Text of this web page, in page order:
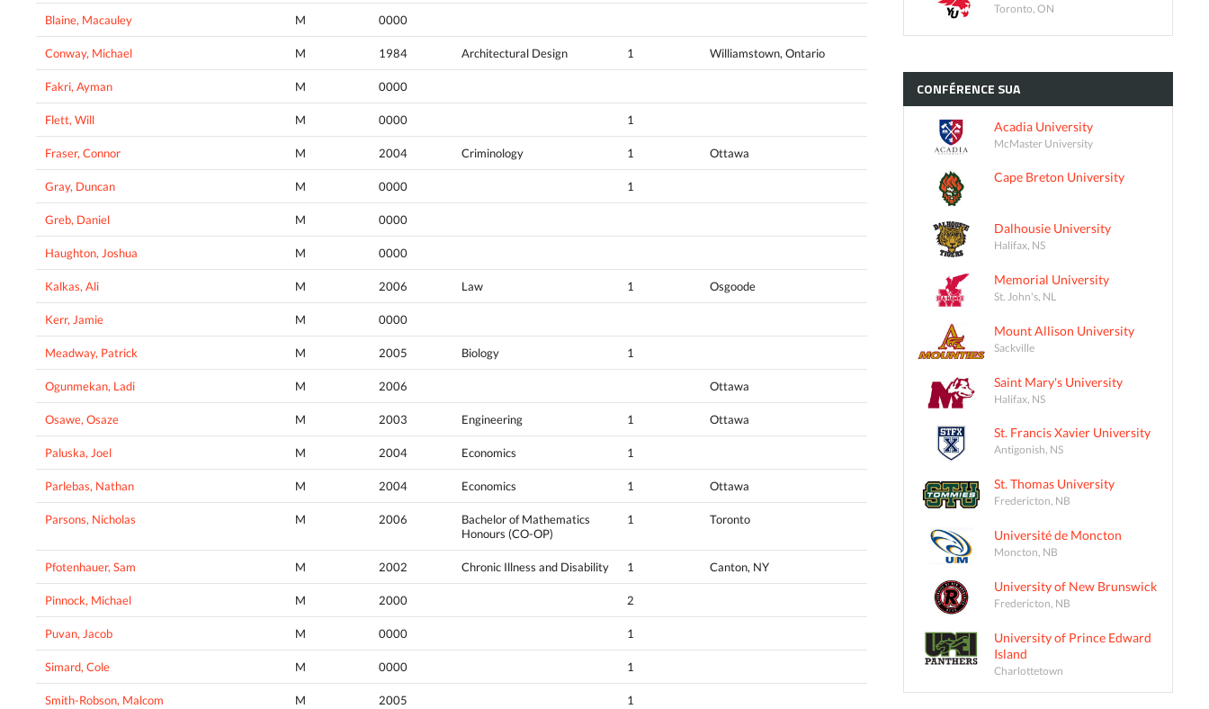
Blaine, Macauley M 0000
Conway, Michael M 1984 Architectural Design 1 Williamstown, Ontario
Fakri, Ayman M 0000
Flett, Will M 0000 1
Fraser, Connor M 2004 Criminology 1 Ottawa
Gray, Duncan M 0000 1
Greb, Daniel M 0000
Haughton, Joshua M 0000
Kalkas, Ali M 2006 Law 1 Osgoode
Kerr, Jamie M 0000
Meadway, Patrick M 2005 Biology 1
Ogunmekan, Ladi M 2006 Ottawa
Osawe, Osaze M 2003 Engineering 1 Ottawa
Paluska, Joel M 2004 Economics 1
Parlebas, Nathan M 2004 Economics 1 Ottawa
Parsons, Nicholas M 2006
Bachelor of Mathematics
Honours (CO-OP)
1 Toronto
Pfotenhauer, Sam M 2002 Chronic Illness and Disability 1 Canton, NY
Pinnock, Michael M 2000 2
Puvan, Jacob M 0000 1
Simard, Cole M 0000 1
Smith-Robson, Malcom M 2005 1
Toronto, ON
CONFÉRENCE SUA
Acadia University
McMaster University
Cape Breton University
Dalhousie University
Halifax, NS
Memorial University
St. John's, NL
Mount Allison University
Sackville
Saint Mary's University
Halifax, NS
St. Francis Xavier University
Antigonish, NS
St. Thomas University
Fredericton, NB
Université de Moncton
Moncton, NB
University of New Brunswick
Fredericton, NB
University of Prince Edward
Island
Charlottetown